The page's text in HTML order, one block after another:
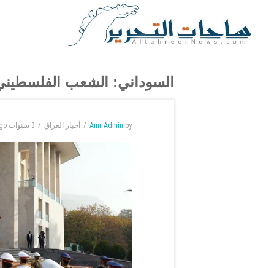
السوداني: الشعب
by
Amr Admin أخبار العراق 3 سنوات